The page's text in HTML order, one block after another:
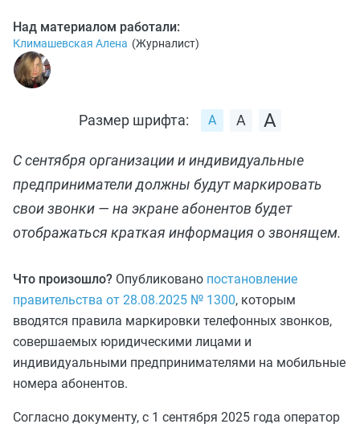
Над материалом работали:
Климашевская Алена (Журналист)
Размер шрифта:
С сентября организации и индивидуальные
предприниматели должны будут маркировать
свои звонки — на экране абонентов будет
отображаться краткая информация о звонящем.
Что произошло? Опубликовано постановление
правительства от 28.08.2025 № 1300, которым
вводятся правила маркировки телефонных звонков,
совершаемых юридическими лицами и
индивидуальными предпринимателями на мобильные
номера абонентов.
Согласно документу, с 1 сентября 2025 года оператор